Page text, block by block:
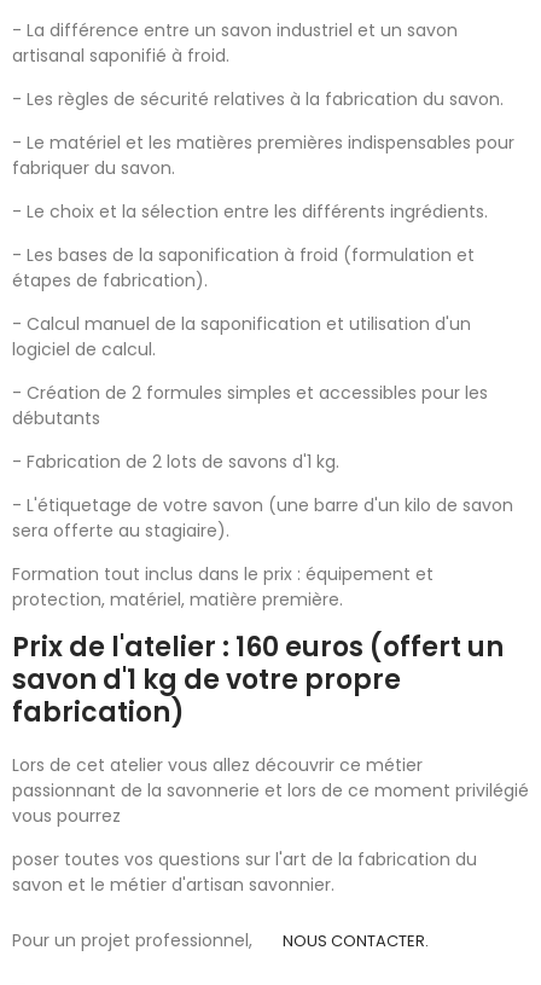
- La différence entre un savon industriel et un savon
artisanal saponifié à froid.
- Les règles de sécurité relatives à la fabrication du savon.
- Le matériel et les matières premières indispensables pour
fabriquer du savon.
- Le choix et la sélection entre les différents ingrédients.
- Les bases de la saponification à froid (formulation et
étapes de fabrication).
- Calcul manuel de la saponification et utilisation d'un
logiciel de calcul.
- Création de 2 formules simples et accessibles pour les
débutants
- Fabrication de 2 lots de savons d'1 kg.
- L'étiquetage de votre savon (une barre d'un kilo de savon
sera offerte au stagiaire).
Formation tout inclus dans le prix : équipement et
protection, matériel, matière première.
Prix de l'atelier : 160 euros (offert un
savon d'1 kg de votre propre
fabrication)
Lors de cet atelier vous allez découvrir ce métier
passionnant de la savonnerie et lors de ce moment privilégié
vous pourrez
poser toutes vos questions sur l'art de la fabrication du
savon et le métier d'artisan savonnier.
Pour un projet professionnel, NOUS CONTACTER.